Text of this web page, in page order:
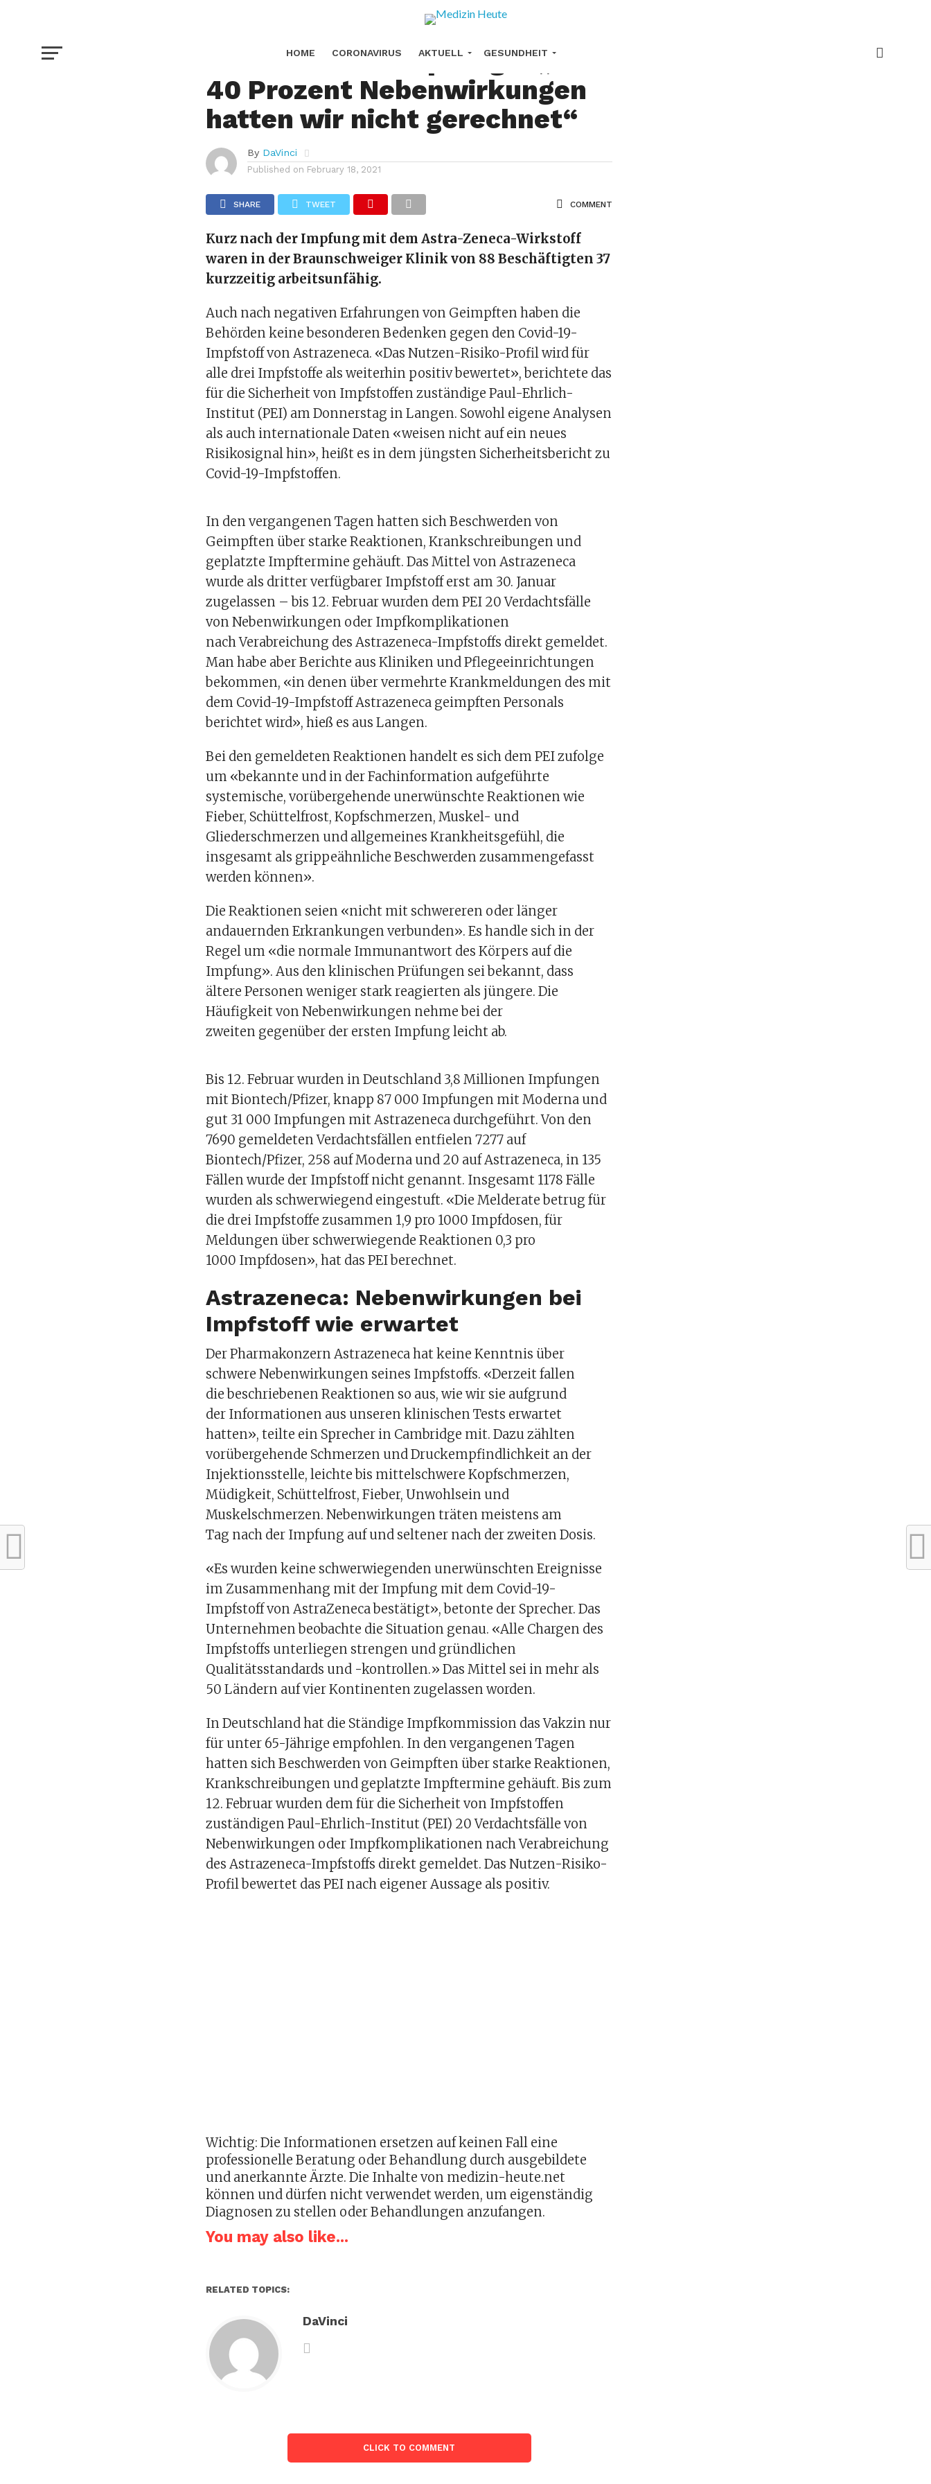
HOME CORONAVIRUS AKTUELL GESUNDHEIT
NATURHEILMITTEL KREBS FORSCHUNG
Astra-Zeneca Impfung – „Mit
40 Prozent Nebenwirkungen
hatten wir nicht gerechnet“
By DaVinci
Published on February 18, 2021
SHARE TWEET COMMENT
Kurz nach der Impfung mit dem Astra-Zeneca-Wirkstoff
waren in der Braunschweiger Klinik von 88 Beschäftigten 37
kurzzeitig arbeitsunfähig.
Auch nach negativen Erfahrungen von Geimpften haben die
Behörden keine besonderen Bedenken gegen den Covid-19-
Impfstoff von Astrazeneca. «Das Nutzen-Risiko-Profil wird für
alle drei Impfstoffe als weiterhin positiv bewertet», berichtete das
für die Sicherheit von Impfstoffen zuständige Paul-Ehrlich-
Institut (PEI) am Donnerstag in Langen. Sowohl eigene Analysen
als auch internationale Daten «weisen nicht auf ein neues
Risikosignal hin», heißt es in dem jüngsten Sicherheitsbericht zu
Covid-19-Impfstoffen.
In den vergangenen Tagen hatten sich Beschwerden von
Geimpften über starke Reaktionen, Krankschreibungen und
geplatzte Impftermine gehäuft. Das Mittel von Astrazeneca
wurde als dritter verfügbarer Impfstoff erst am 30. Januar
zugelassen – bis 12. Februar wurden dem PEI 20 Verdachtsfälle
von Nebenwirkungen oder Impfkomplikationen
nach Verabreichung des Astrazeneca-Impfstoffs direkt gemeldet.
Man habe aber Berichte aus Kliniken und Pflegeeinrichtungen
bekommen, «in denen über vermehrte Krankmeldungen des mit
dem Covid-19-Impfstoff Astrazeneca geimpften Personals
berichtet wird», hieß es aus Langen.
Bei den gemeldeten Reaktionen handelt es sich dem PEI zufolge
um «bekannte und in der Fachinformation aufgeführte
systemische, vorübergehende unerwünschte Reaktionen wie
Fieber, Schüttelfrost, Kopfschmerzen, Muskel- und
Gliederschmerzen und allgemeines Krankheitsgefühl, die
insgesamt als grippeähnliche Beschwerden zusammengefasst
werden können».
Die Reaktionen seien «nicht mit schwereren oder länger
andauernden Erkrankungen verbunden». Es handle sich in der
Regel um «die normale Immunantwort des Körpers auf die
Impfung». Aus den klinischen Prüfungen sei bekannt, dass
ältere Personen weniger stark reagierten als jüngere. Die
Häufigkeit von Nebenwirkungen nehme bei der
zweiten gegenüber der ersten Impfung leicht ab.
Bis 12. Februar wurden in Deutschland 3,8 Millionen Impfungen
mit Biontech/Pfizer, knapp 87 000 Impfungen mit Moderna und
gut 31 000 Impfungen mit Astrazeneca durchgeführt. Von den
7690 gemeldeten Verdachtsfällen entfielen 7277 auf
Biontech/Pfizer, 258 auf Moderna und 20 auf Astrazeneca, in 135
Fällen wurde der Impfstoff nicht genannt. Insgesamt 1178 Fälle
wurden als schwerwiegend eingestuft. «Die Melderate betrug für
die drei Impfstoffe zusammen 1,9 pro 1000 Impfdosen, für
Meldungen über schwerwiegende Reaktionen 0,3 pro
1000 Impfdosen», hat das PEI berechnet.
Astrazeneca: Nebenwirkungen bei
Impfstoff wie erwartet
Der Pharmakonzern Astrazeneca hat keine Kenntnis über
schwere Nebenwirkungen seines Impfstoffs. «Derzeit fallen
die beschriebenen Reaktionen so aus, wie wir sie aufgrund
der Informationen aus unseren klinischen Tests erwartet
hatten», teilte ein Sprecher in Cambridge mit. Dazu zählten
vorübergehende Schmerzen und Druckempfindlichkeit an der
Injektionsstelle, leichte bis mittelschwere Kopfschmerzen,
Müdigkeit, Schüttelfrost, Fieber, Unwohlsein und
Muskelschmerzen. Nebenwirkungen träten meistens am
Tag nach der Impfung auf und seltener nach der zweiten Dosis.
«Es wurden keine schwerwiegenden unerwünschten Ereignisse
im Zusammenhang mit der Impfung mit dem Covid-19-
Impfstoff von AstraZeneca bestätigt», betonte der Sprecher. Das
Unternehmen beobachte die Situation genau. «Alle Chargen des
Impfstoffs unterliegen strengen und gründlichen
Qualitätsstandards und -kontrollen.» Das Mittel sei in mehr als
50 Ländern auf vier Kontinenten zugelassen worden.
In Deutschland hat die Ständige Impfkommission das Vakzin nur
für unter 65-Jährige empfohlen. In den vergangenen Tagen
hatten sich Beschwerden von Geimpften über starke Reaktionen,
Krankschreibungen und geplatzte Impftermine gehäuft. Bis zum
12. Februar wurden dem für die Sicherheit von Impfstoffen
zuständigen Paul-Ehrlich-Institut (PEI) 20 Verdachtsfälle von
Nebenwirkungen oder Impfkomplikationen nach Verabreichung
des Astrazeneca-Impfstoffs direkt gemeldet. Das Nutzen-Risiko-
Profil bewertet das PEI nach eigener Aussage als positiv.
Wichtig: Die Informationen ersetzen auf keinen Fall eine
professionelle Beratung oder Behandlung durch ausgebildete
und anerkannte Ärzte. Die Inhalte von medizin-heute.net
können und dürfen nicht verwendet werden, um eigenständig
Diagnosen zu stellen oder Behandlungen anzufangen.
You may also like...
RELATED TOPICS:
DaVinci
CLICK TO COMMENT